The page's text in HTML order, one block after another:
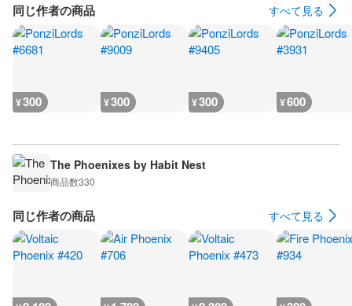
同じ作者の商品 すべて見る
¥300 ¥300 ¥300 ¥600
The Phoenixes by Habit Nest
商品数330
同じ作者の商品 すべて見る